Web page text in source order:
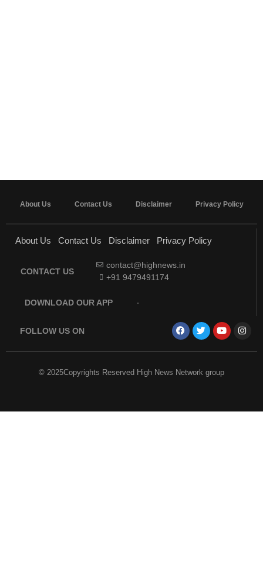
About Us Contact Us Disclaimer Privacy Policy
About Us Contact Us Disclaimer Privacy Policy
CONTACT US
contact@highnews.in
+91 9479491174
DOWNLOAD OUR APP
FOLLOW US ON
© 2025Copyrights Reserved High News Network group